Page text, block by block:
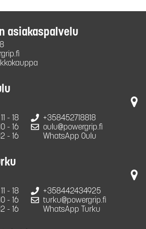
asiakaspalvelu
11 - 18
10 - 16
12 - 16
+358452718818
oulu@powergrip.fi
WhatsApp Oulu
11 - 18
10 - 16
12 - 16
+358442434925
turku@powergrip.fi
WhatsApp Turku